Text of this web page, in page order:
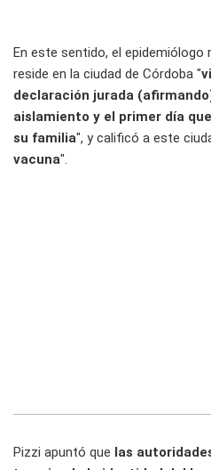
En este sentido, el epidemiólogo
reside en la ciudad de Córdoba "
declaración jurada
aislamiento y el primer día
su familia", y calificó a este
vacuna".
Pizzi apuntó que las